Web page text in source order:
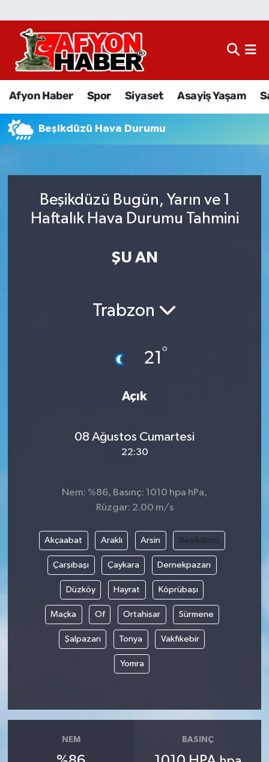
Afyon Haber Spor Siyaset Asayiş Yaşam
Beşikdüzü Hava Durumu
Beşikdüzü Bugün, Yarın ve 1
Haftalık Hava Durumu Tahmini
ŞU AN
Trabzon
21°
Açık
08 Ağustos Cumartesi
22:30
Nem: %86, Basınç: 1010 hpa hPa,
Rüzgar: 2.00 m/s
Akçaabat Araklı Arsin Beşikdüzü
Çarşıbaşı Çaykara Dernekpazarı
Düzköy Hayrat Köprübaşı
Maçka Of Ortahisar Sürmene
Şalpazarı Tonya Vakfıkebir
Yomra
NEM BASINÇ
Afyon Haber
Asayiş Yaşam
Eğitim